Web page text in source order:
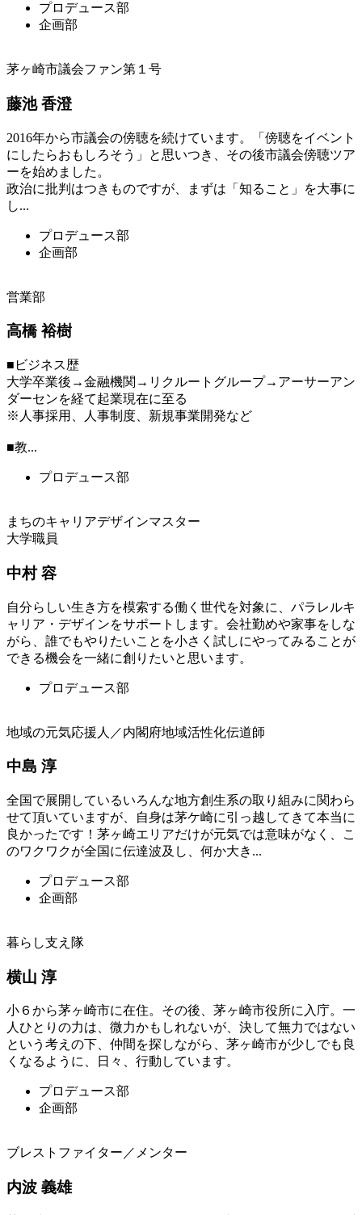
プロデュース部
企画部
茅ヶ崎市議会ファン第１号
藤池 香澄
2016年から市議会の傍聴を続けています。「傍聴をイベント
にしたらおもしろそう」と思いつき、その後市議会傍聴ツア
ーを始めました。
政治に批判はつきものですが、まずは「知ること」を大事に
し...
プロデュース部
企画部
営業部
高橋 裕樹
■ビジネス歴
大学卒業後→金融機関→リクルートグループ→アーサーアン
ダーセンを経て起業現在に至る
※人事採用、人事制度、新規事業開発など
■教...
プロデュース部
まちのキャリアデザインマスター
大学職員
中村 容
自分らしい生き方を模索する働く世代を対象に、パラレルキ
ャリア・デザインをサポートします。会社勤めや家事をしな
がら、誰でもやりたいことを小さく試しにやってみることが
できる機会を一緒に創りたいと思います。
プロデュース部
地域の元気応援人／内閣府地域活性化伝道師
中島 淳
全国で展開しているいろんな地方創生系の取り組みに関わら
せて頂いていますが、自身は茅ケ崎に引っ越してきて本当に
良かったです！茅ヶ崎エリアだけが元気では意味がなく、こ
のワクワクが全国に伝達波及し、何か大き...
プロデュース部
企画部
暮らし支え隊
横山 淳
小６から茅ヶ崎市に在住。その後、茅ヶ崎市役所に入庁。一
人ひとりの力は、微力かもしれないが、決して無力ではない
という考えの下、仲間を探しながら、茅ヶ崎市が少しでも良
くなるように、日々、行動しています。
プロデュース部
企画部
ブレストファイター／メンター
内波 義雄